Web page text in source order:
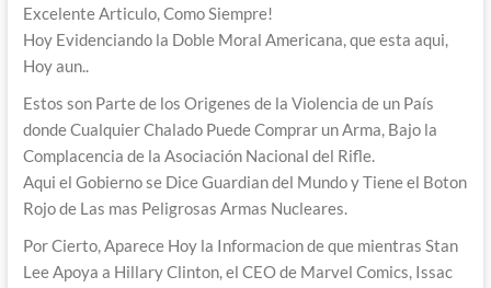
Excelente Articulo, Como Siempre!
Hoy Evidenciando la Doble Moral Americana, que esta aqui,
Hoy aun..
Estos son Parte de los Origenes de la Violencia de un País
donde Cualquier Chalado Puede Comprar un Arma, Bajo la
Complacencia de la Asociación Nacional del Rifle.
Aqui el Gobierno se Dice Guardian del Mundo y Tiene el Boton
Rojo de Las mas Peligrosas Armas Nucleares.
Por Cierto, Aparece Hoy la Informacion de que mientras Stan
Lee Apoya a Hillary Clinton, el CEO de Marvel Comics, Issac